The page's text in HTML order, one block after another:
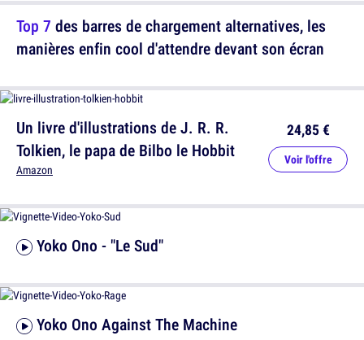
Top 7 des barres de chargement alternatives, les
manières enfin cool d'attendre devant son écran
Yoko Ono - "Le Sud"
Yoko Ono Against The Machine
Un livre d'illustrations de J. R. R.
Tolkien, le papa de Bilbo le Hobbit
Amazon
24,85 €
Voir l'offre